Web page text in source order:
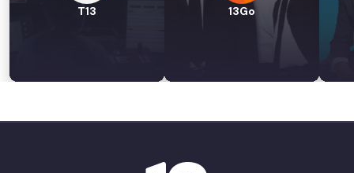
T13 13Go